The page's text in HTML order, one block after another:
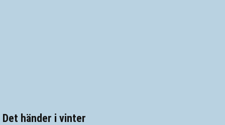
Det händer i vinter